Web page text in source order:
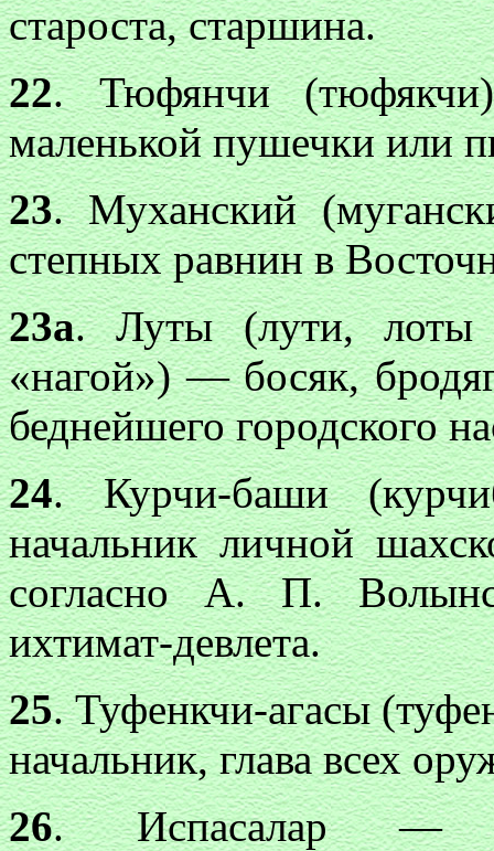
староста, старшина.
22. Тюфянчи
маленькой пушечки или
23. Муханский
степных равнин в
23а. Луты (лути, лоты
«нагой») — босяк,
беднейшего городского
24. Курчи-баши
начальник личной
согласно А. П.
ихтимат-девлета.
25. Туфенкчи-агасы
начальник, глава всех
26. Испасалар —